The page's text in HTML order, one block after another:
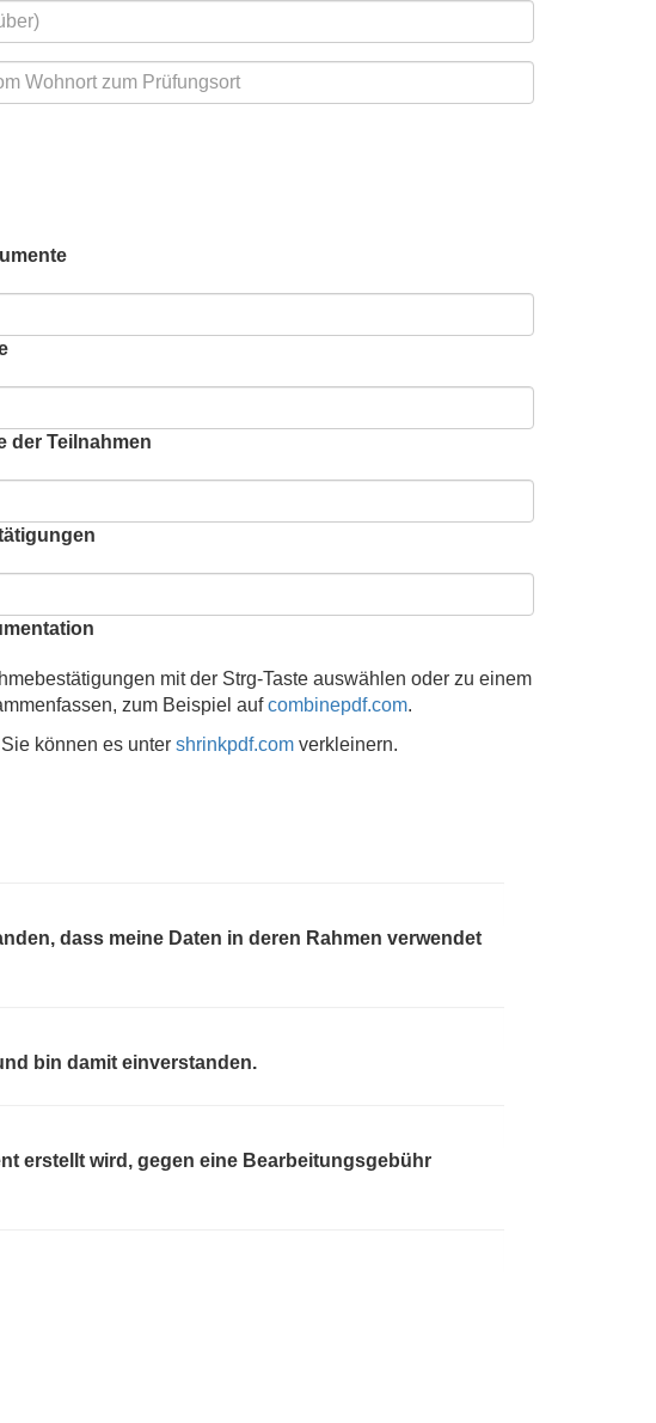
der Teilnahmen
mit der Strg-Taste auswählen oder zu einem
zum Beispiel aufcombinepdf.com.
können es unter shrinkpdf.com verkleinern.
dass meine Daten in deren Rahmen verwendet
bin damit einverstanden.
erstellt wird, gegen eine Bearbeitungsgebühr